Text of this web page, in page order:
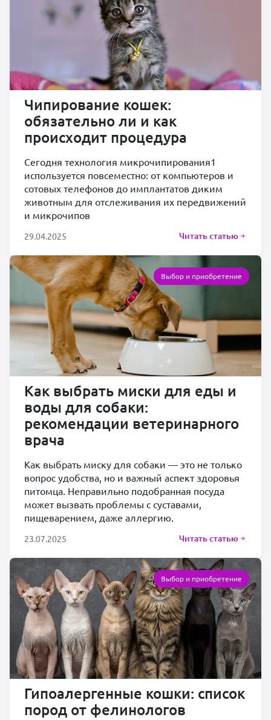
Чипирование кошек:
обязательно ли и как
происходит процедура
Сегодня технология микрочипирования1
используется повсеместно: от компьютеров и
сотовых телефонов до имплантатов диким
животным для отслеживания их передвижений
и микрочипов
29.04.2025 Читать статью
Как выбрать миски для еды и
воды для собаки:
рекомендации ветеринарного
врача
Как выбрать миску для собаки — это не только
вопрос удобства, но и важный аспект здоровья
питомца. Неправильно подобранная посуда
может вызвать проблемы с суставами,
пищеварением, даже аллергию.
23.07.2025 Читать статью
Выбор и приобретение
Гипоалергенные кошки: список
пород от фелинологов
Выбор и приобретение